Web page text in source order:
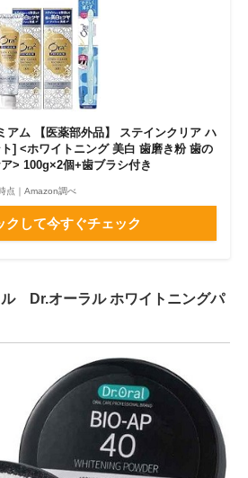
アム 【医薬部外品】 ステインクリア ハ
] <ホワイトニング 美白 歯磨き粉 歯の
> 100g×2個+歯ブラシ付き
点｜Amazon調べ
クして今すぐチェック
Dr.オーラル ホワイトニングパ